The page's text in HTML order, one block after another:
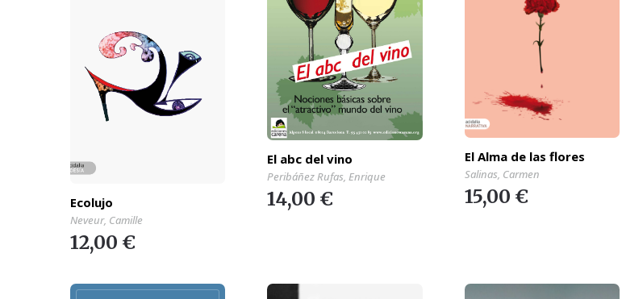
Ecolujo
Neveur, Camille
12,00 €
El abc del vino
Peribáñez Rufas, Enrique
14,00 €
El Alma de las flores
Salinas, Carmen
15,00 €